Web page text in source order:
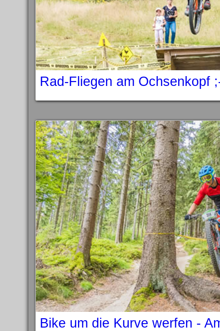
Rad-Fliegen am Ochsenkopf
Bike um die Kurve werfen -